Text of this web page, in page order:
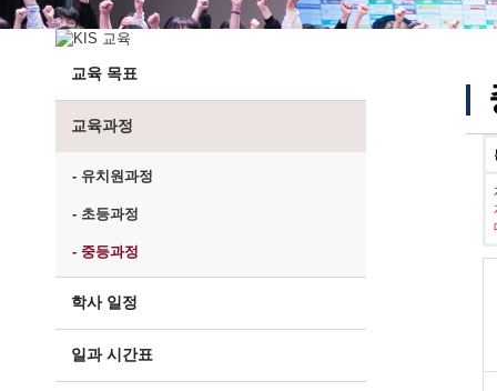
교육 목표
교육과정
- 유치원과정
- 초등과정
- 중등과정
학사 일정
일과 시간표